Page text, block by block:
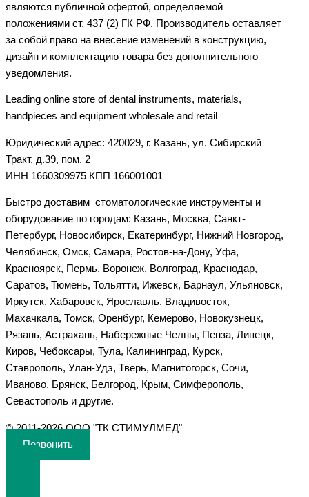
являются публичной офертой, определяемой
положениями ст. 437 (2) ГК РФ. Производитель оставляет
за собой право на внесение изменений в конструкцию,
дизайн и комплектацию товара без дополнительного
уведомления.
Leading online store of dental instruments, materials,
handpieces and equipment wholesale and retail
Юридический адрес: 420029, г. Казань, ул. Сибирский
Тракт, д.39, пом. 2
ИНН 1660309975 КПП 166001001
Быстро доставим стоматологические инструменты и
оборудование по городам: Казань, Москва, Санкт-
Петербург, Новосибирск, Екатеринбург, Нижний Новгород,
Челябинск, Омск, Самара, Ростов-на-Дону, Уфа,
Красноярск, Пермь, Воронеж, Волгоград, Краснодар,
Саратов, Тюмень, Тольятти, Ижевск, Барнаул, Ульяновск,
Иркутск, Хабаровск, Ярославль, Владивосток,
Махачкала, Томск, Оренбург, Кемерово, Новокузнецк,
Рязань, Астрахань, Набережные Челны, Пенза, Липецк,
Киров, Чебоксары, Тула, Калининград, Курск,
Ставрополь, Улан-Удэ, Тверь, Магнитогорск, Сочи,
Иваново, Брянск, Белгород, Крым, Симферополь,
Севастополь и другие.
©️ 2011-2026 ООО "ТК СТИМУЛМЕД"
Позвонить